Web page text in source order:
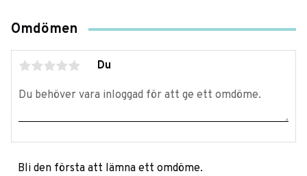
Omdömen
Du
Bli den första att lämna ett omdöme.